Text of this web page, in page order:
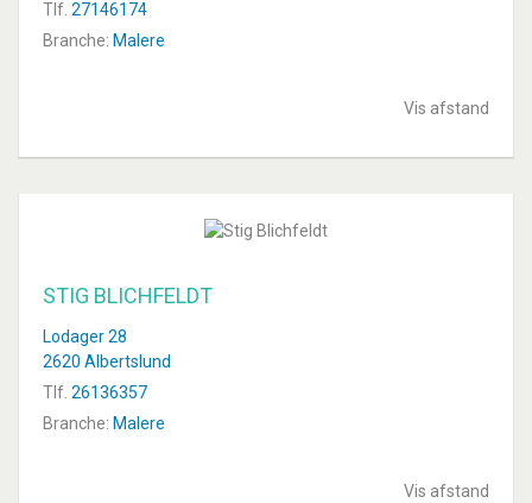
Tlf. 27146174
Branche: Malere
Vis afstand
STIG BLICHFELDT
Lodager 28
2620 Albertslund
Tlf. 26136357
Branche: Malere
Vis afstand